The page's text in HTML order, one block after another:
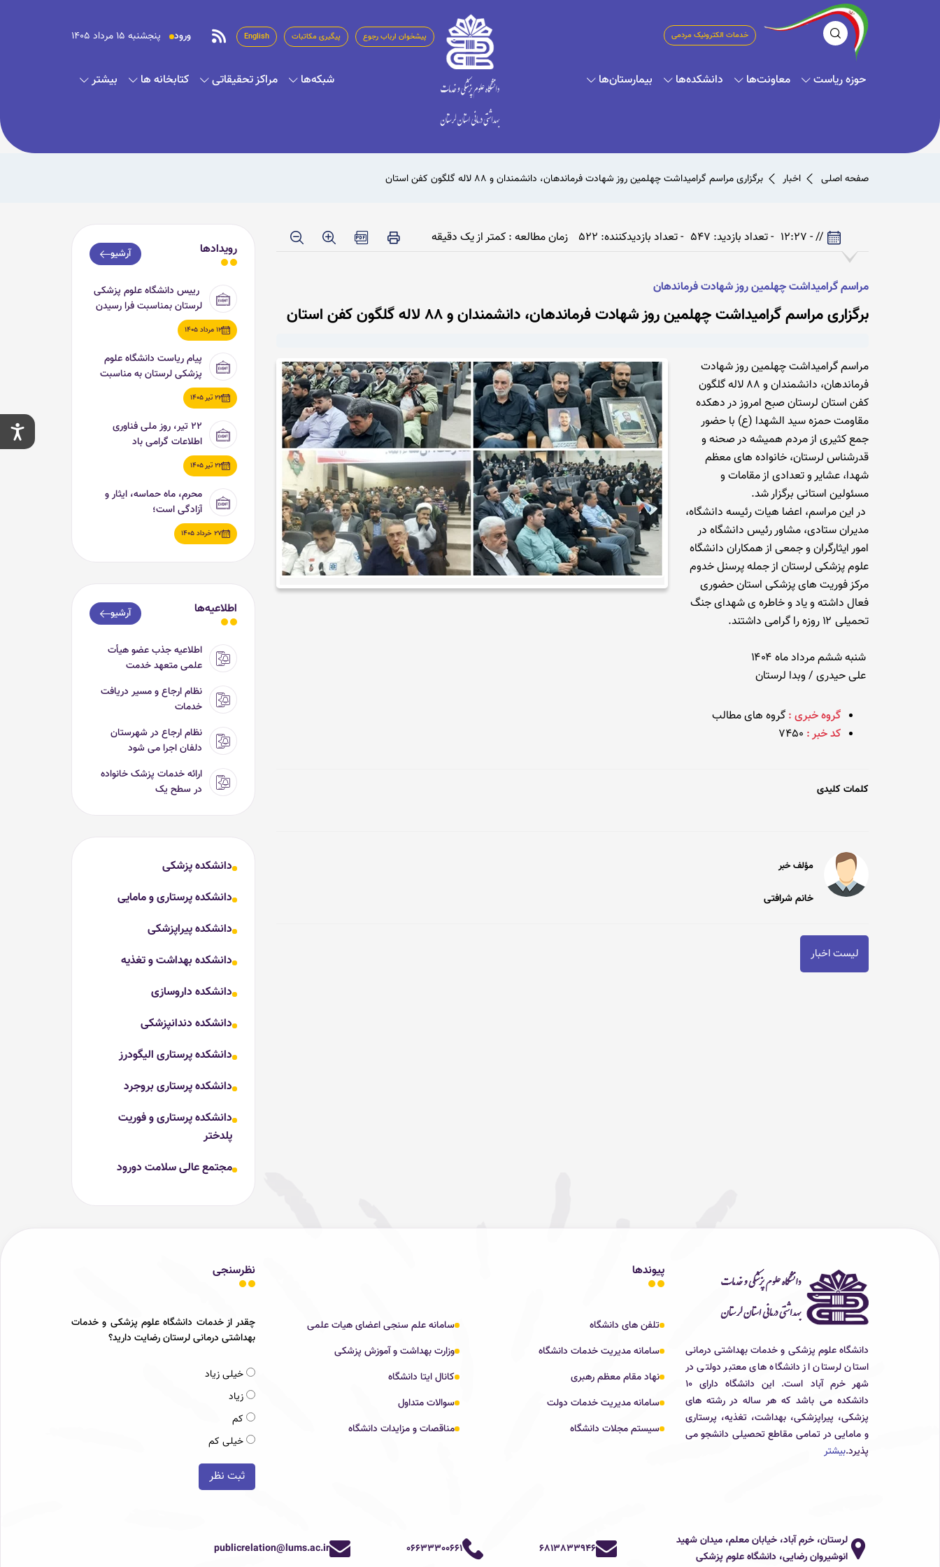
خدمات الکترونیک مردمی پنجشنبه 15 مرداد 1405 ورود English پیگیری مکاتبات پیشخوان ارباب رجوع
حوزه ریاست معاونت‌ها دانشکده‌ها بیمارستان‌ها شبکه‌ها مراکز تحقیقاتی کتابخانه ها بیشتر
صفحه اصلی اخبار برگزاری مراسم گرامیداشت چهلمین روز شهادت فرماندهان، دانشمندان و ۸۸ لاله گلگون کفن استان
// - 12:27 - تعداد بازدید: 547 - تعداد بازدیدکننده: 522 زمان مطالعه : کمتر از یک دقیقه
مراسم گرامیداشت چهلمین روز شهادت فرماندهان
برگزاری مراسم گرامیداشت چهلمین روز شهادت فرماندهان، دانشمندان و ۸۸ لاله گلگون کفن استان
مراسم گرامیداشت چهلمین روز شهادت
فرماندهان، دانشمندان و ۸۸ لاله گلگون
کفن استان لرستان صبح امروز در دهکده
مقاومت حمزه سید الشهدا (ع) با حضور
جمع کثیری از مردم همیشه در صحنه و
قدرشناس لرستان، خانواده های معظم
شهدا، عشایر و تعدادی از مقامات و
مسئولین استانی برگزار شد.
در این مراسم، اعضا هیات رئیسه دانشگاه،
مدیران ستادی، مشاور رئیس دانشگاه در
امور ایثارگران و جمعی از همکاران دانشگاه
علوم پزشکی لرستان از جمله پرسنل خدوم
مرکز فوریت های پزشکی استان حضوری
فعال داشته و یاد و خاطره ی شهدای جنگ
تحمیلی ۱۲ روزه را گرامی داشتند.
شنبه ششم مرداد ماه ۱۴۰۴
علی حیدری / وبدا لرستان
گروه خبری : گروه های مطالب
کد خبر : 7450
کلمات کلیدی
مؤلف خبر
خانم شرافتی
لیست اخبار
رویدادها آرشیو
رییس دانشگاه علوم پزشکی
لرستان بمناسبت فرا رسیدن
اربعین حسینی (ع)
12 مرداد 1405
پیام ریاست دانشگاه علوم
پزشکی لرستان به مناسبت
روز ملی فناوری اطلاعات
22 تیر 1405
۲۲ تیر، روز ملی فناوری
اطلاعات گرامی باد
22 تیر 1405
محرم، ماه حماسه، ایثار و
آزادگی است؛
27 خرداد 1405
اطلاعیه‌ها آرشیو
اطلاعیه جذب عضو هیأت
علمی متعهد خدمت
نظام ارجاع و مسیر دریافت
خدمات
نظام ارجاع در شهرستان
دلفان اجرا می شود
ارائه خدمات پزشک خانواده
در سطح یک
دانشکده پزشکی
دانشکده پرستاری و مامایی
دانشکده پیراپزشکی
دانشکده بهداشت و تغذیه
دانشکده داروسازی
دانشکده دندانپزشکی
دانشکده پرستاری الیگودرز
دانشکده پرستاری بروجرد
دانشکده پرستاری و فوریت
پلدختر
مجتمع عالی سلامت دورود
دانشگاه علوم پزشکی و خدمات بهداشتی درمانی
استان لرستان از دانشگاه های معتبر دولتی در
شهر خرم آباد است. این دانشگاه دارای 10
دانشکده می باشد که هر ساله در رشته های
پزشکی، پیراپزشکی، بهداشت، تغذیه، پرستاری
و مامایی در تمامی مقاطع تحصیلی دانشجو می
پذیرد.بیشتر
پیوندها
تلفن های دانشگاه
سامانه علم سنجی اعضای هیات علمی
سامانه مدیریت خدمات دانشگاه
وزارت بهداشت و آموزش پزشکی
نهاد مقام معظم رهبری
کانال ایتا دانشگاه
سامانه مدیریت خدمات دولت
سوالات متداول
سیستم مجلات دانشگاه
مناقصات و مزایدات دانشگاه
نظرسنجی
چقدر از خدمات دانشگاه علوم پزشکی و خدمات
بهداشتی درمانی لرستان رضایت دارید؟
خیلی زیاد
زیاد
کم
خیلی کم
ثبت نظر
لرستان، خرم آباد، خیابان معلم، میدان شهید
انوشیروان رضایی، دانشگاه علوم پزشکی
6813833946
06633300661
publicrelation@lums.ac.ir